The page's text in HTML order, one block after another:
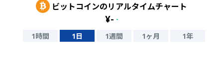
ビットコインのリアルタイムチャート
¥- -
1時間 1日 1週間 1ヶ月 1年